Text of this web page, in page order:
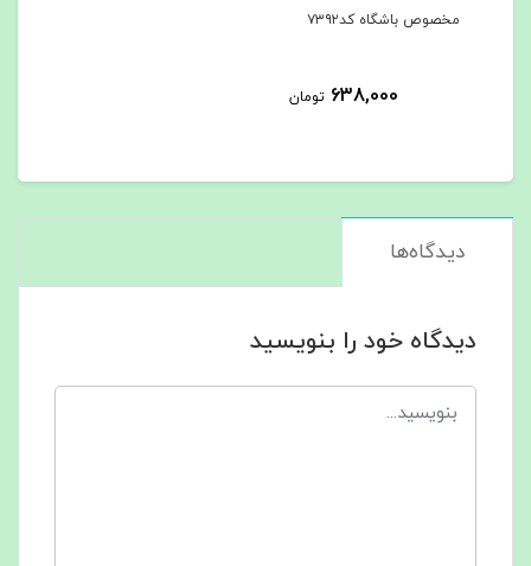
مخصوص باشگاه کد۷۳۹۲
638,000 تومان
دیدگاه‌ها
دیدگاه خود را بنویسید